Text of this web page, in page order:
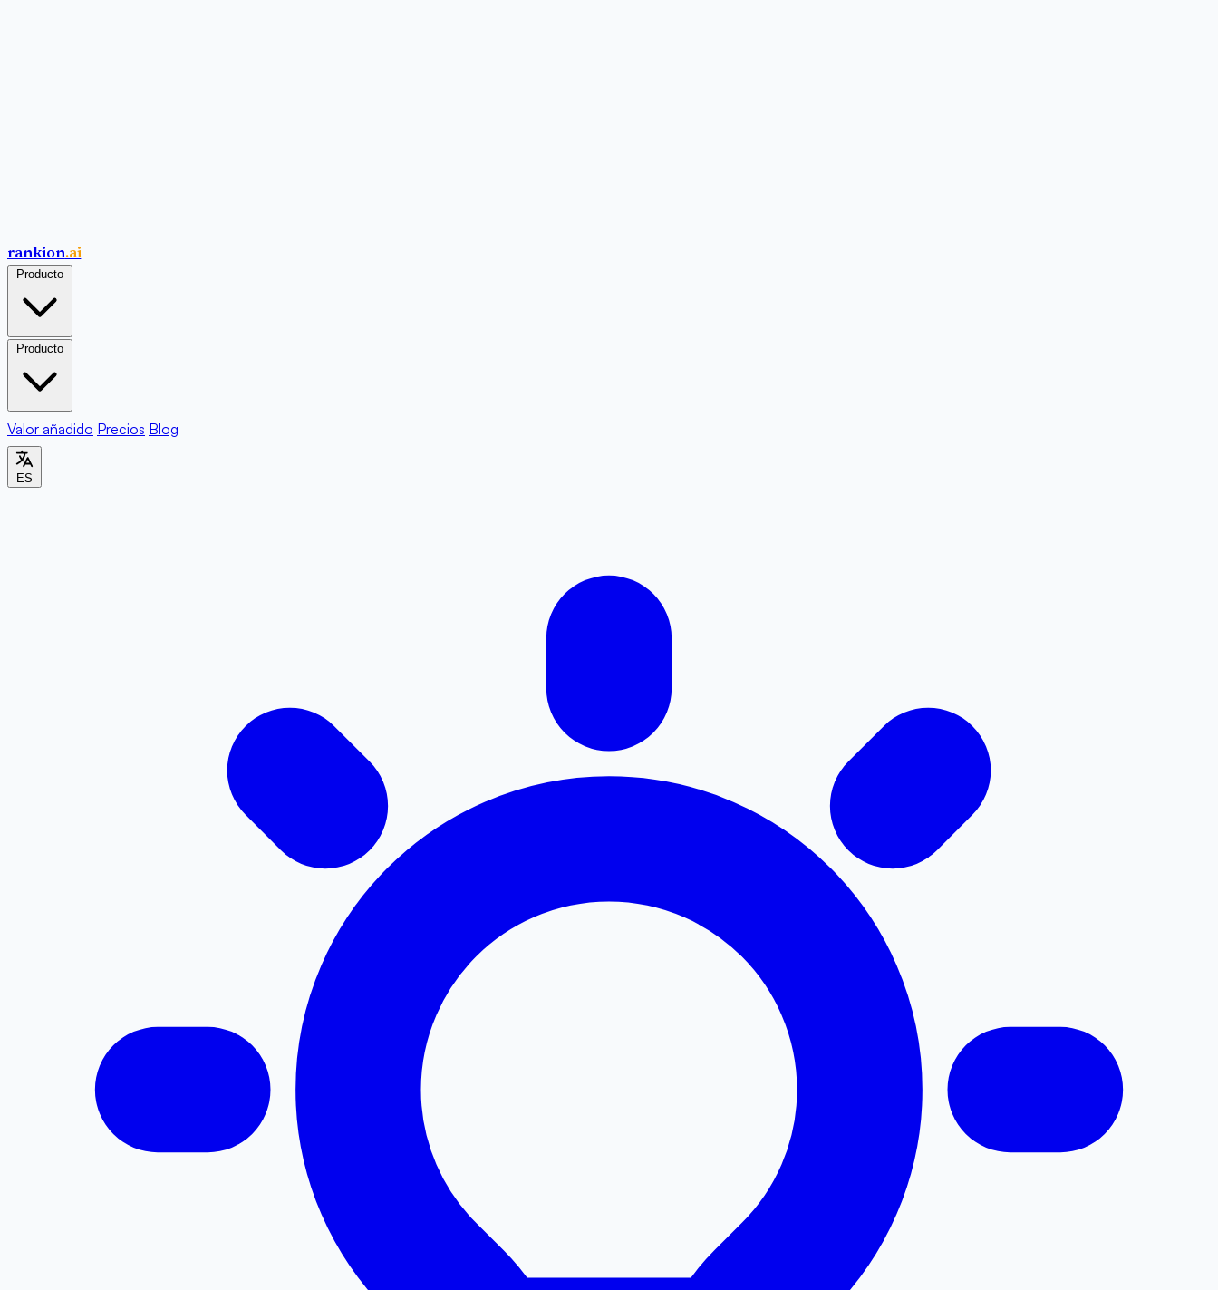
rankion.ai
Producto
Producto
Valor añadido Precios Blog
ES